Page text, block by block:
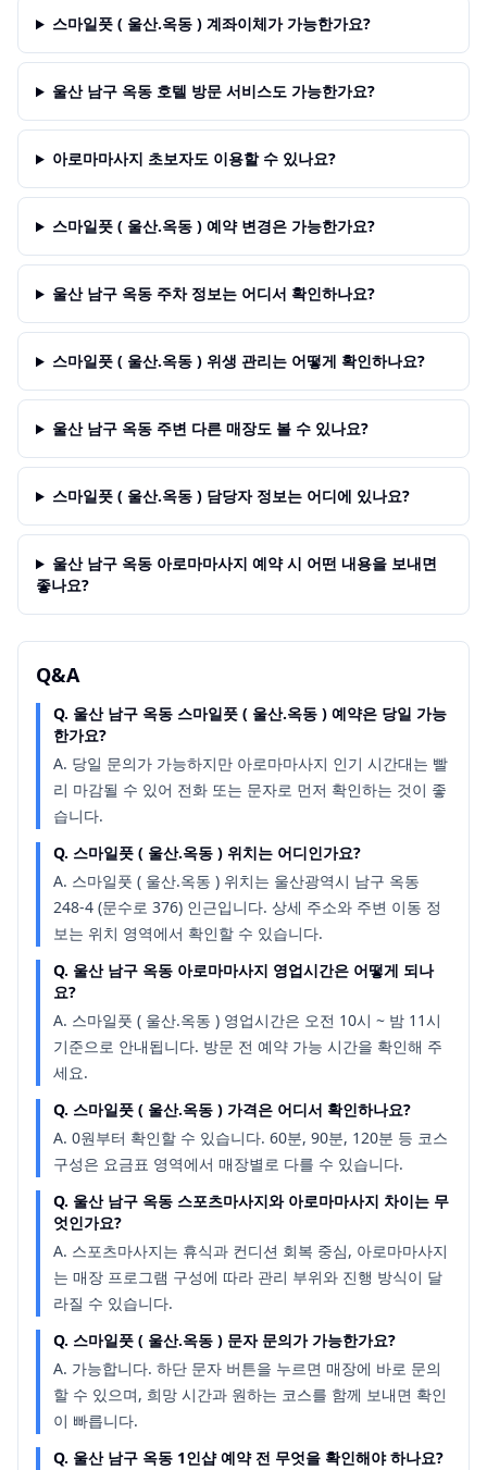
스마일풋 ( 울산.옥동 ) 계좌이체가 가능한가요?
울산 남구 옥동 호텔 방문 서비스도 가능한가요?
아로마마사지 초보자도 이용할 수 있나요?
스마일풋 ( 울산.옥동 ) 예약 변경은 가능한가요?
울산 남구 옥동 주차 정보는 어디서 확인하나요?
스마일풋 ( 울산.옥동 ) 위생 관리는 어떻게 확인하나요?
울산 남구 옥동 주변 다른 매장도 볼 수 있나요?
스마일풋 ( 울산.옥동 ) 담당자 정보는 어디에 있나요?
울산 남구 옥동 아로마마사지 예약 시 어떤 내용을 보내면
좋나요?
Q&A
Q. 울산 남구 옥동 스마일풋 ( 울산.옥동 ) 예약은 당일 가능
한가요?
A. 당일 문의가 가능하지만 아로마마사지 인기 시간대는 빨
리 마감될 수 있어 전화 또는 문자로 먼저 확인하는 것이 좋
습니다.
Q. 스마일풋 ( 울산.옥동 ) 위치는 어디인가요?
A. 스마일풋 ( 울산.옥동 ) 위치는 울산광역시 남구 옥동
248-4 (문수로 376) 인근입니다. 상세 주소와 주변 이동 정
보는 위치 영역에서 확인할 수 있습니다.
Q. 울산 남구 옥동 아로마마사지 영업시간은 어떻게 되나
요?
A. 스마일풋 ( 울산.옥동 ) 영업시간은 오전 10시 ~ 밤 11시
기준으로 안내됩니다. 방문 전 예약 가능 시간을 확인해 주
세요.
Q. 스마일풋 ( 울산.옥동 ) 가격은 어디서 확인하나요?
A. 0원부터 확인할 수 있습니다. 60분, 90분, 120분 등 코스
구성은 요금표 영역에서 매장별로 다를 수 있습니다.
Q. 울산 남구 옥동 스포츠마사지와 아로마마사지 차이는 무
엇인가요?
A. 스포츠마사지는 휴식과 컨디션 회복 중심, 아로마마사지
는 매장 프로그램 구성에 따라 관리 부위와 진행 방식이 달
라질 수 있습니다.
Q. 스마일풋 ( 울산.옥동 ) 문자 문의가 가능한가요?
A. 가능합니다. 하단 문자 버튼을 누르면 매장에 바로 문의
할 수 있으며, 희망 시간과 원하는 코스를 함께 보내면 확인
이 빠릅니다.
Q. 울산 남구 옥동 1인샵 예약 전 무엇을 확인해야 하나요?